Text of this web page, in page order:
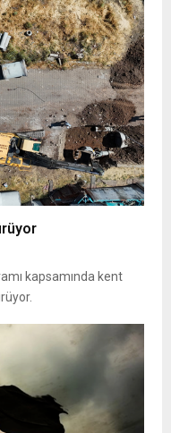
kapsamında kent